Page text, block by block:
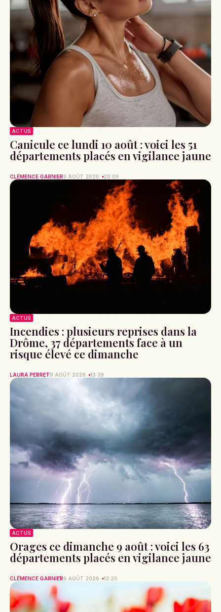
ACTUS
Canicule ce lundi 10 août : voici les 51
départements placés en vigilance jaune
CLÉMENCE GARNIER9 AOÛT 2026 20:09
ACTUS
Incendies : plusieurs reprises dans la
Drôme, 37 départements face à un
risque élevé ce dimanche
LAURA PERRET9 AOÛT 2026 13:39
ACTUS
Orages ce dimanche 9 août : voici les 63
départements placés en vigilance jaune
CLÉMENCE GARNIER9 AOÛT 2026 13:20